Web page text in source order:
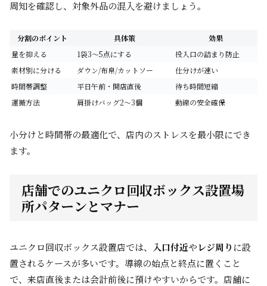
周知を確認し、対象外品の混入を避けましょう。
分割のポイント 具体策
効果
量を抑える
1袋3～5点にする
投入口の詰まり防止
素材別に分ける
ダウン/布帛/カットソー
仕分けが速い
時間帯調整
平日午前・開店直後
待ち時間短縮
運搬方法
肩掛けバッグ2～3個 動線の安全確保
小分けと時間帯の最適化で、店内のストレスを最小限にでき
ます。
店舗でのユニクロ回収ボックス設置場
所パターンとマナー
ユニクロ回収ボックス設置店では、 入口付近やレジ周り に設
置されるケースが多いです。導線の始点と終点に置くこと
で、来店直後または会計前後に預けやすいからです。店舗に